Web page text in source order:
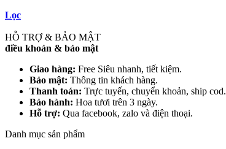
Lọc
HỖ TRỢ & BẢO MẬT
điều khoản & bảo mật
Giao hàng: Free Siêu nhanh, tiết kiệm.
Bảo mật: Thông tin khách hàng.
Thanh toán: Trực tuyến, chuyển khoản, ship cod.
Bảo hành: Hoa tươi trên 3 ngày.
Hỗ trợ: Qua facebook, zalo và điện thoại.
Danh mục sản phẩm